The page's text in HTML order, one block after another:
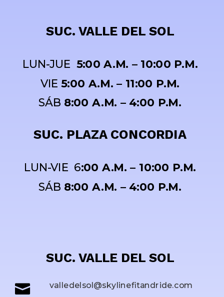
SUC. VALLE DEL SOL
LUN-JUE5:00 A.M. – 10:00 P.M.
VIE5:00 A.M. – 11:00 P.M.
SÁB 8:00 A.M. – 4:00 P.M.
SUC. PLAZA CONCORDIA
LUN-VIE 6:00 A.M. – 10:00 P.M.
SÁB 8:00 A.M. – 4:00 P.M.
SUC. VALLE DEL SOL
 valledelsol@skylinefitandride.com